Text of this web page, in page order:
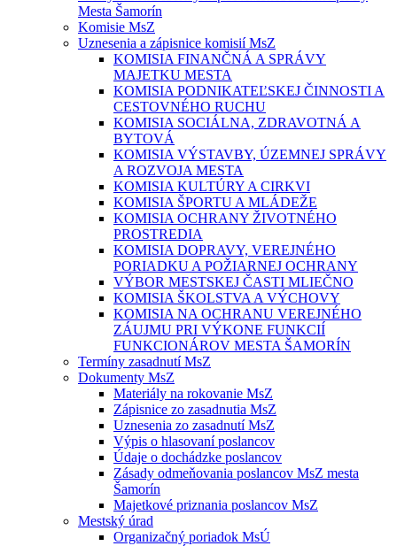
Mesta Šamorín
Komisie MsZ
Uznesenia a zápisnice komisií MsZ
KOMISIA FINANČNÁ A SPRÁVY
MAJETKU MESTA
KOMISIA PODNIKATEĽSKEJ ČINNOSTI A
CESTOVNÉHO RUCHU
KOMISIA SOCIÁLNA, ZDRAVOTNÁ A
BYTOVÁ
KOMISIA VÝSTAVBY, ÚZEMNEJ SPRÁVY
A ROZVOJA MESTA
KOMISIA KULTÚRY A CIRKVI
KOMISIA ŠPORTU A MLÁDEŽE
KOMISIA OCHRANY ŽIVOTNÉHO
PROSTREDIA
KOMISIA DOPRAVY, VEREJNÉHO
PORIADKU A POŽIARNEJ OCHRANY
VÝBOR MESTSKEJ ČASTI MLIEČNO
KOMISIA ŠKOLSTVA A VÝCHOVY
KOMISIA NA OCHRANU VEREJNÉHO
ZÁUJMU PRI VÝKONE FUNKCIÍ
FUNKCIONÁROV MESTA ŠAMORÍN
Termíny zasadnutí MsZ
Dokumenty MsZ
Materiály na rokovanie MsZ
Zápisnice zo zasadnutia MsZ
Uznesenia zo zasadnutí MsZ
Výpis o hlasovaní poslancov
Údaje o dochádzke poslancov
Zásady odmeňovania poslancov MsZ mesta
Šamorín
Majetkové priznania poslancov MsZ
Mestský úrad
Organizačný poriadok MsÚ